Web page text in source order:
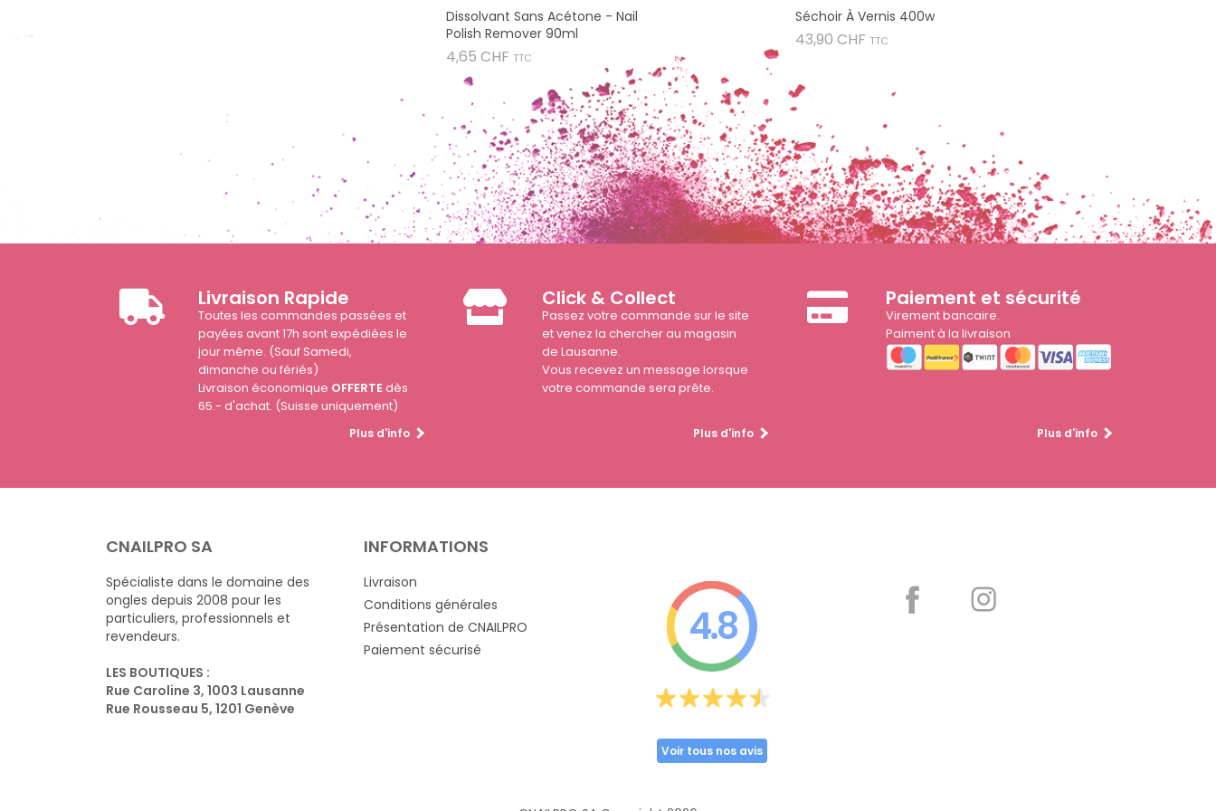
Dissolvant Sans Acétone - Nail
Polish Remover 90ml
4,65 CHF Prix
TTC
Séchoir À Vernis 400w
43,90 CHF Prix
TTC
Livraison Rapide
Toutes les commandes passées et
payées avant 17h sont expédiées le
jour même. (Sauf Samedi,
dimanche ou fériés)
Livraison économique OFFERTEdès
65.- d'achat. (Suisse uniquement)
Plus d'info
Click & Collect
Passez votre commande sur le site
et venez la chercher au magasin
de Lausanne.
Vous recevez un message lorsque
votre commande sera prête.
Plus d'info
Paiement et sécurité
Virement bancaire.
Paiment à la livraison
Plus d'info
CNAILPRO SA
Spécialiste dans le domaine des
ongles depuis 2008 pour les
particuliers, professionnels et
revendeurs.
LES BOUTIQUES :
Rue Caroline 3, 1003 Lausanne
Rue Rousseau 5, 1201 Genève
INFORMATIONS
Livraison
Conditions générales
Présentation de CNAILPRO
Paiement sécurisé
4.8
Voir tous nos avis